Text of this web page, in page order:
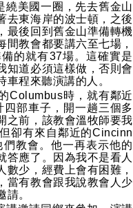
繞美國一圈，先去舊金山
去東海岸的波士頓，之後
最後回到舊金山準備轉機
教會都要講六至七場，
的就有37場。這確實是
知道必須這樣做，否則會
程來聽演講的人。
Columbus時，就有鄰近
部車子，開一趟三個多
之前，該教會溫牧師要我
卻有來自鄰近的Cincinn
教會。他一再表示他的
答應了。因為我不是看人
少，經費上會有困難，
當有教會跟我說教會人少
。